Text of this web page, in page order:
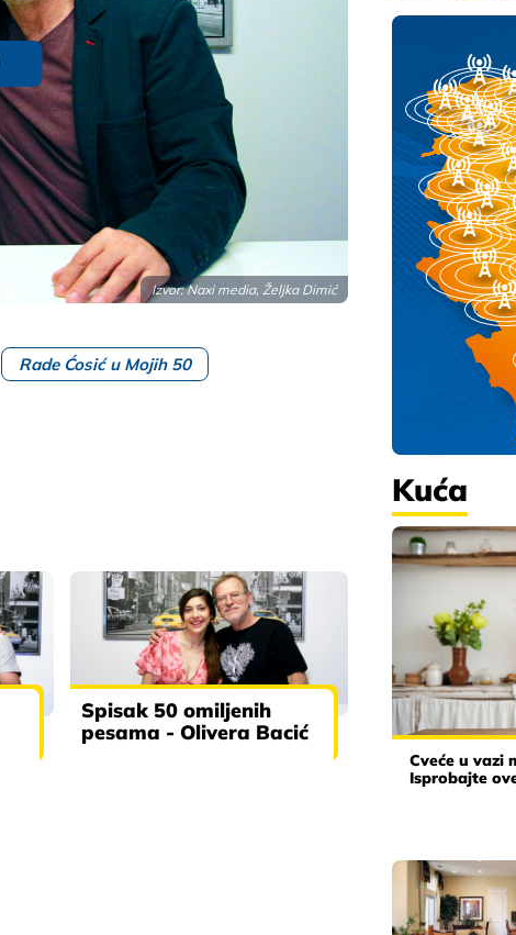
Izvor: Naxi media, Željka Dimić
Rade Ćosić u Mojih 50
Spisak 50 omiljenih
pesama - Olivera Bacić
Kuća
Cveće u vazi
Isprobajte